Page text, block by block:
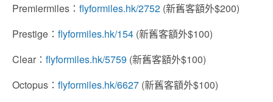
Premiermiles ： flyformiles.hk/2752 (新舊客額外$200)
Prestige ： flyformiles.hk/154 (新舊客額外$100)
Clear ： flyformiles.hk/5759 (新舊客額外$100)
Octopus ： flyformiles.hk/6627 (新舊客額外$100)